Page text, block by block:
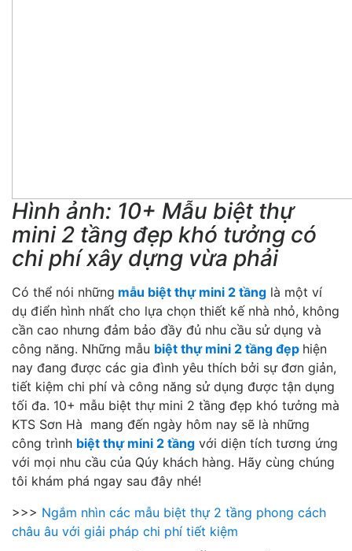
Hình ảnh: 10+ Mẫu biệt thự
mini 2 tầng đẹp khó tưởng có
chi phí xây dựng vừa phải
Có thể nói những mẫu biệt thự mini 2 tầng là một ví
dụ điển hình nhất cho lựa chọn thiết kế nhà nhỏ, không
cần cao nhưng đảm bảo đầy đủ nhu cầu sử dụng và
công năng. Những mẫu biệt thự mini 2 tầng đẹp hiện
nay đang được các gia đình yêu thích bởi sự đơn giản,
tiết kiệm chi phí và công năng sử dụng được tận dụng
tối đa. 10+ mẫu biệt thự mini 2 tầng đẹp khó tưởng mà
KTS Sơn Hà mang đến ngày hôm nay sẽ là những
công trình biệt thự mini 2 tầng với diện tích tương ứng
với mọi nhu cầu của Qúy khách hàng. Hãy cùng chúng
tôi khám phá ngay sau đây nhé!
>>> Ngắm nhìn các mẫu biệt thự 2 tầng phong cách
châu âu với giải pháp chi phí tiết kiệm